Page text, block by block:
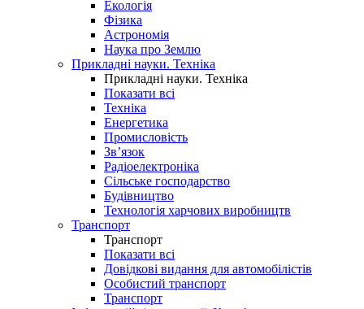
Екологія
Фізика
Астрономія
Наука про Землю
Прикладні науки. Техніка
Прикладні науки. Техніка
Показати всі
Техніка
Енергетика
Промисловість
Зв’язок
Радіоелектроніка
Сільське господарство
Будівництво
Технологія харчових виробництв
Транспорт
Транспорт
Показати всі
Довідкові видання для автомобілістів
Особистий транспорт
Транспорт